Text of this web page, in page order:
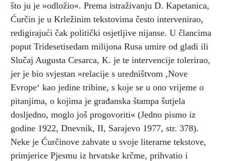
što ju je »odložio«. Prema istraživanju D. Kapetanica,
Ćurčin je u Krležinim tekstovima često intervenirao,
redigirajući čak politički osjetljive nijanse. U člancima
poput Tridesetisedam milijona Rusa umire od gladi ili
Slučaj Augusta Cesarca, K. je te intervencije tolerirao,
jer je bio svjestan »relacije s uredništvom ,Nove
Evrope‘ kao jedine tribine, s koje se u ono vrijeme o
pitanjima, o kojima je građanska štampa šutjela
dosljedno, moglo još progovoriti« (Jedno pismo iz
godine 1922, Dnevnik, II, Sarajevo 1977, str. 378).
Neke je Ćurčinove zahvate u svoje literarne tekstove,
primjerice Pjesmu iz hrvatske krčme, prihvatio i